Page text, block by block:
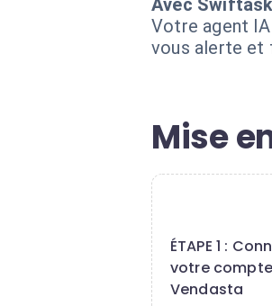
Avec
Votre agent
vous alerte et
Mise
ÉTAPE 1 :
votre compte
Vendasta